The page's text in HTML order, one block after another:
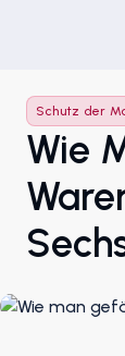
Schutz der
Wie